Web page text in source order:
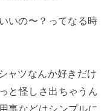
いの〜？ってなる時
ャツなんか好きだけ
と怪しさ出ちゃうん
事などはシンプルに